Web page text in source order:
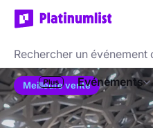
Evénements
Meilleure vente